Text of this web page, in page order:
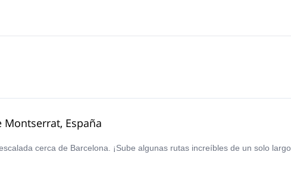
España
cerca de Barcelona. ¡Sube algunas rutas increíbles de un solo